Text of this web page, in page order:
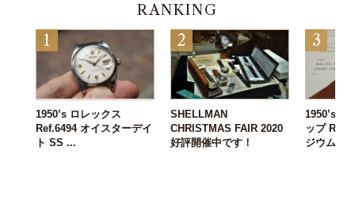
RANKING
1950’s ロレックス
Ref.6494 オイスターデイ
ト SS ...
SHELLMAN
CHRISTMAS FAIR 2020
好評開催中です！
1950’s パ
ップ
ジウム